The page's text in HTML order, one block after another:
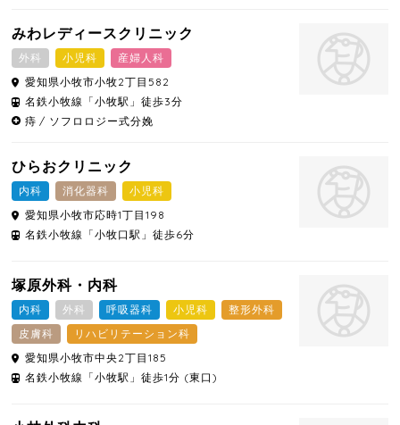
みわレディースクリニック
外科 小児科
産婦人科
愛知県小牧市小牧2丁目582
名鉄小牧線「小牧駅」徒歩3分
痔
ソフロロジー式分娩
ひらおクリニック
内科 消化器科
小児科
愛知県小牧市応時1丁目198
名鉄小牧線「小牧口駅」徒歩6分
塚原外科・内科
内科 外科 呼吸器科 小児科
整形外科
皮膚科
リハビリテーション科
愛知県小牧市中央2丁目185
名鉄小牧線「小牧駅」徒歩1分 (東口)